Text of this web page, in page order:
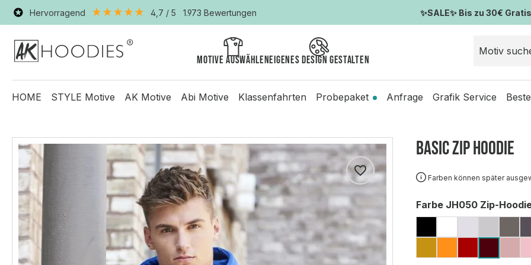
Hervorragend 4,7 / 5 1.973 Bewertungen ✨SALE✨ Bis zu 30€
Motive auswählenEigenes Design gestalten
HOME STYLE Motive AK Motive Abi Motive Klassenfahrten Probepaket Anfrage Grafik Service
Basic ZIP Hoodie
Farben können später
Farbe JH050 Zip-
auswählen